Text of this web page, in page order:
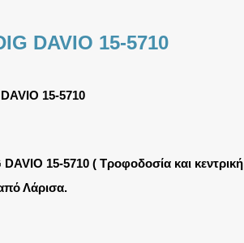
DAVIO 15-5710
15-5710
15-5710 ( Τροφοδοσία και κεντρική
Λάρισα.